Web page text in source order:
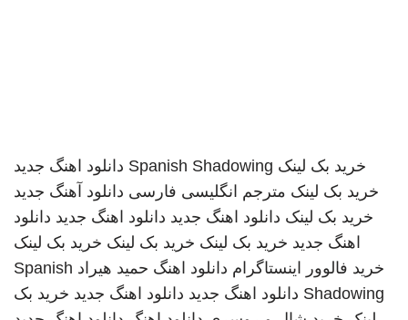
خرید بک لینک Spanish Shadowing دانلود اهنگ جدید
خرید بک لینک مترجم انگلیسی فارسی دانلود آهنگ جدید
خرید بک لینک دانلود اهنگ جدید دانلود اهنگ جدید دانلود
اهنگ جدید خرید بک لینک خرید بک لینک خرید بک لینک
خرید فالوور اینستاگرام دانلود اهنگ حمید هیراد Spanish
Shadowing دانلود اهنگ جدید دانلود اهنگ جدید خرید بک